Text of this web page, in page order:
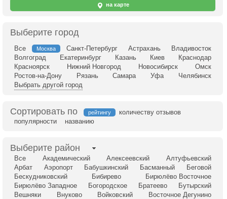
на карте
Выберите город
Все Москва Санкт-Петербург Астрахань
Владивосток
Волгоград
Екатеринбург Казань Киев
Краснодар
Красноярск
Нижний Новгород Новосибирск
Омск
Ростов-на-Дону
Рязань Самара Уфа
Челябинск
Выбрать другой город
Сортировать по рейтингу
количеству отзывов
популярности
названию
Выберите район
Все Академический Алексеевский
Алтуфьевский
Арбат
Аэропорт Бабушкинский Басманный
Беговой
Бескудниковский
Бибирево
Бирюлёво Восточное
Бирюлёво Западное
Богородское Братеево
Бутырский
Вешняки
Внуково Войковский
Восточное Дегунино